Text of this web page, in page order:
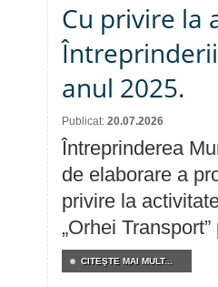
Cu privire la
anul 2025.
Publicat: 20.07.2026
Întreprinderea
de elaborare a
privire la
„Orhei
CITEŞTE MAI MULT...